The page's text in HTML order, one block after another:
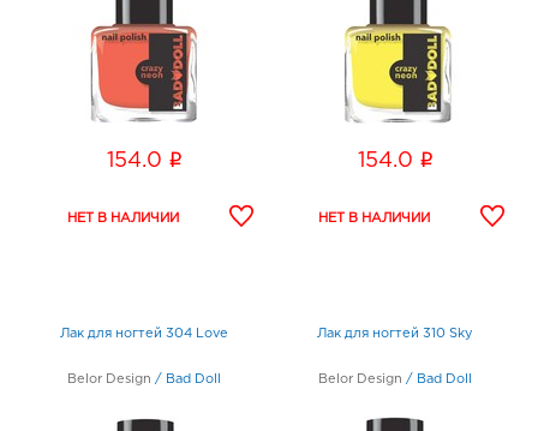
154.0 i 154.0 i
Лак для ногтей 304 Love
Belor Design / Bad Doll
Лак для ногтей 310 Sky
Belor Design / Bad Doll